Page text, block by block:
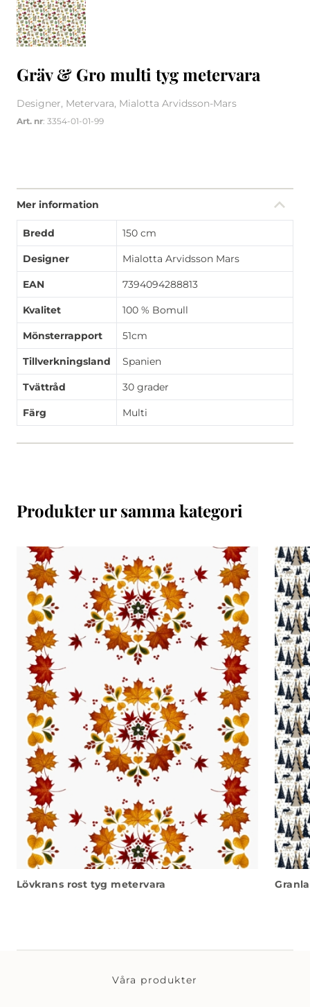
Gräv & Gro multi tyg metervara
Designer, Metervara, Mialotta Arvidsson-Mars
Art. nr: 3354-01-01-99
Mer information
Bredd 150 cm
Designer Mialotta Arvidsson Mars
EAN 7394094288813
Kvalitet 100 % Bomull
Mönsterrapport 51cm
Tillverkningsland Spanien
Tvättråd 30 grader
Färg Multi
Produkter ur samma kategori
Lövkrans rost tyg metervara
Våra produkter